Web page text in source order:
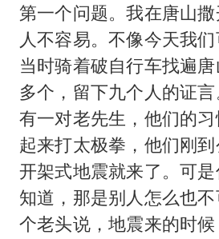
第一个问题。我在唐山
人不容易。不像今天我们
当时骑着破自行车找遍
多个，留下九个人的证
有一对老先生，他们的
起来打太极拳，他们刚
开架式地震就来了。可
知道，那是别人怎么也
个老头说，地震来的时